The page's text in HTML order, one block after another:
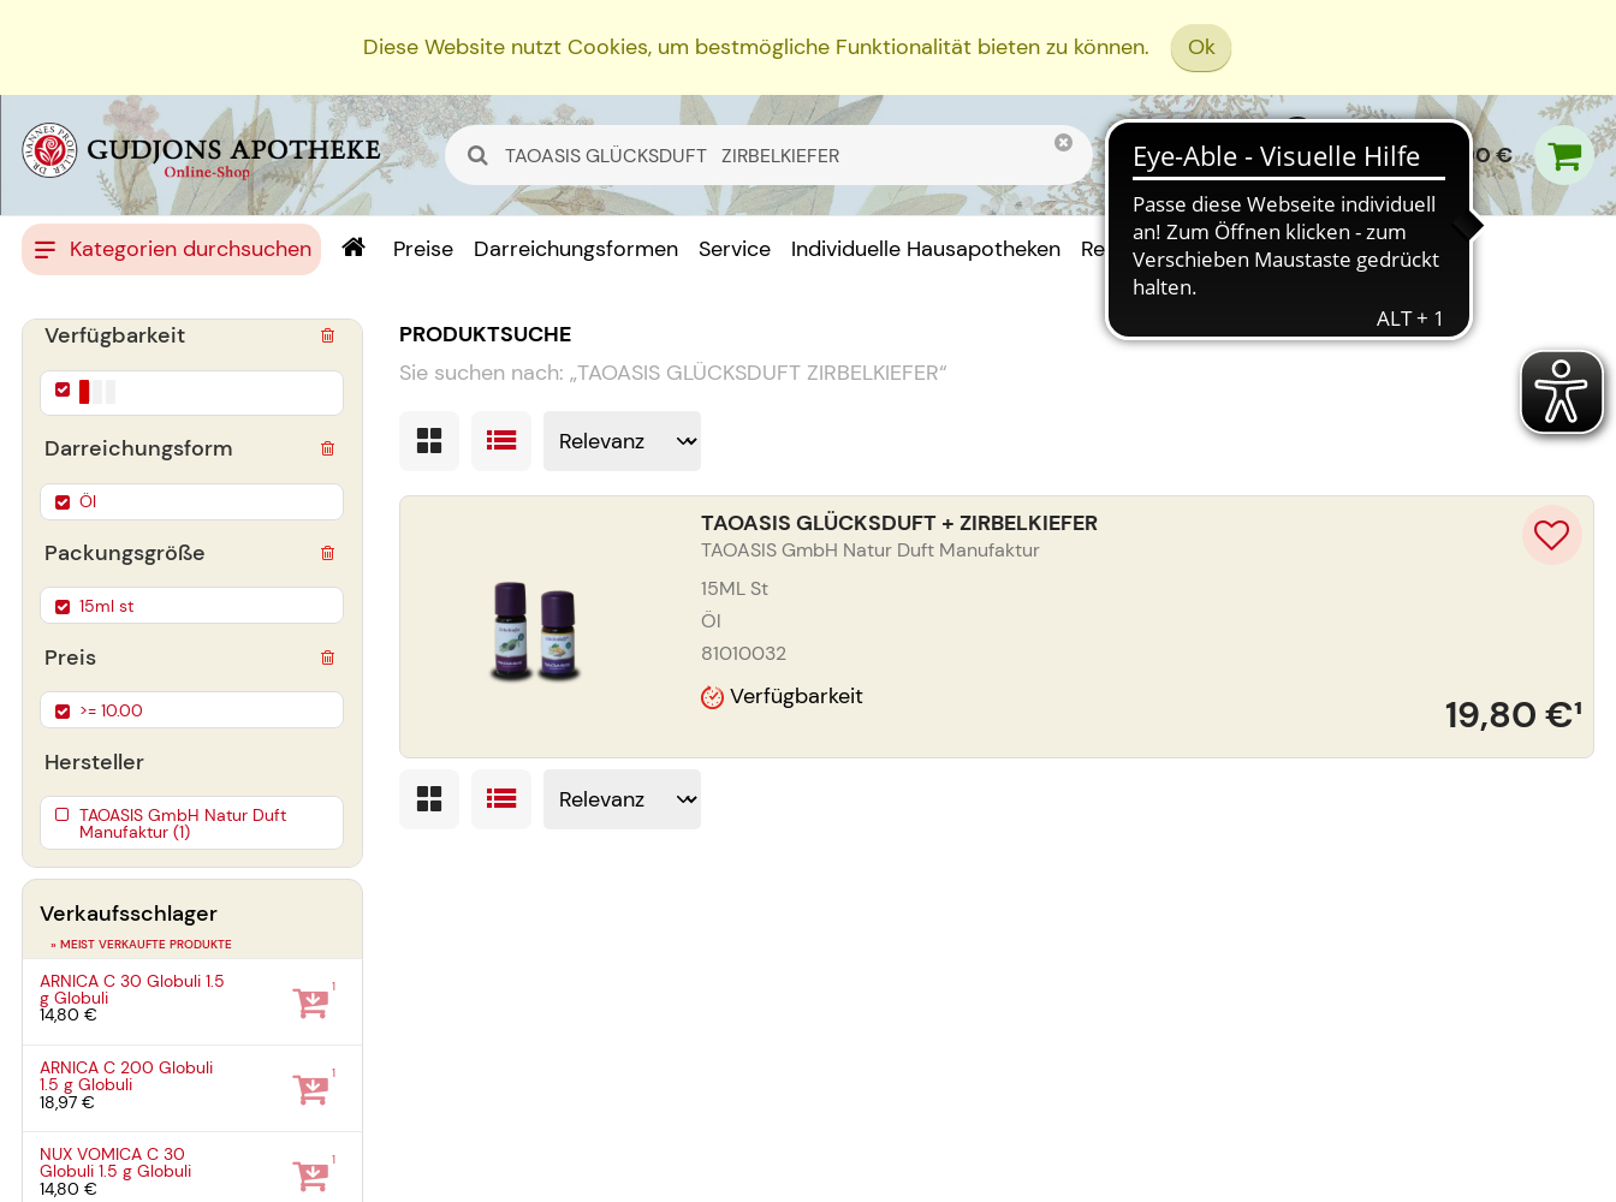
Diese Website nutzt Cookies, um bestmögliche Funktionalität bieten zu können. Ok
0,00 €
Kategorien durchsuchen Preise Darreichungsformen Service Individuelle Hausapotheken Rezept Einreichen
PRODUKTSUCHE
Sie suchen nach: „TAOASIS GLÜCKSDUFT ZIRBELKIEFER“
TAOASIS GLÜCKSDUFT + ZIRBELKIEFER
TAOASIS GmbH Natur Duft Manufaktur
15ML St
Öl
81010032
Verfügbarkeit 19,80 €¹
Verfügbarkeit
Darreichungsform
Öl
Packungsgröße
15ml st
Preis
>= 10.00
Hersteller
TAOASIS GmbH Natur Duft
Manufaktur (1)
Verkaufsschlager
» MEIST VERKAUFTE PRODUKTE
ARNICA C 30 Globuli1.5
gGlobuli
14,80 €
1
ARNICA C 200 Globuli
1.5 gGlobuli
18,97 €
1
NUX VOMICA C 30
Globuli1.5 gGlobuli
14,80 €
1